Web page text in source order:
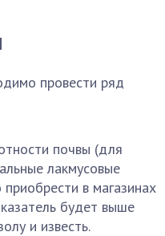
провести ряд
почвы (для
лакмусовые
в магазинах
будет выше
и известь.